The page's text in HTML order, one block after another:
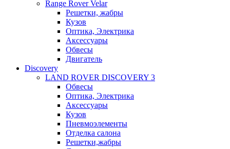
Range Rover Velar
Решетки, жабры
Кузов
Оптика, Электрика
Аксессуары
Обвесы
Двигатель
Discovery
LAND ROVER DISCOVERY 3
Обвесы
Оптика, Электрика
Аксессуары
Кузов
Пневмоэлементы
Отделка салона
Решетки,жабры